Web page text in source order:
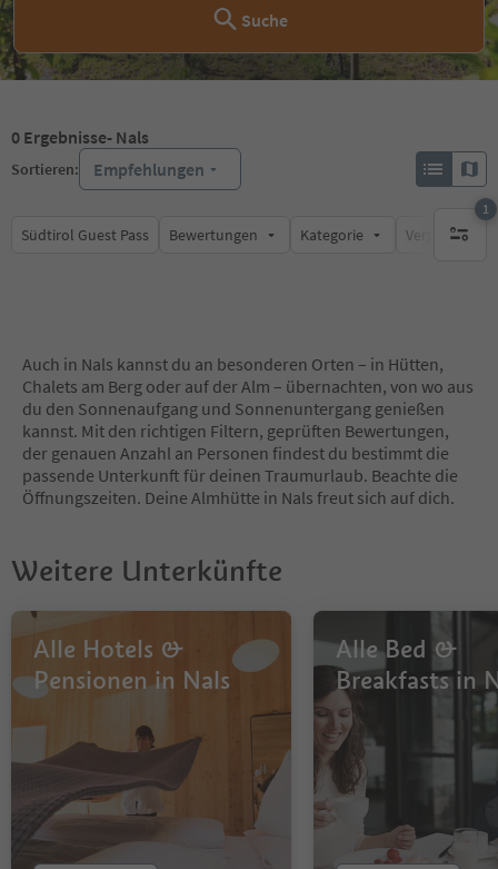
Suche
0 Ergebnisse- Nals
Sortieren: Empfehlungen
Südtirol Guest Pass Bewertungen Kategorie
1
1
Auch in Nals kannst du an besonderen Orten – in Hütten,
Chalets am Berg oder auf der Alm – übernachten, von wo aus
du den Sonnenaufgang und Sonnenuntergang genießen
kannst. Mit den richtigen Filtern, geprüften Bewertungen,
der genauen Anzahl an Personen findest du bestimmt die
passende Unterkunft für deinen Traumurlaub. Beachte die
Öffnungszeiten. Deine Almhütte in Nals freut sich auf dich.
Weitere Unterkünfte
Alle Hotels &
Pensionen in Nals
Alle Bed &
Breakfasts in